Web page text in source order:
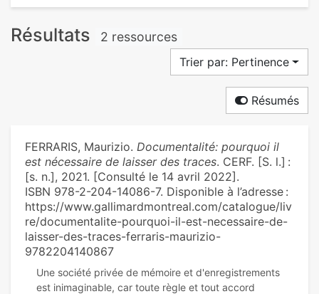
Résultats 2 ressources
Trier par: Pertinence
Résumés
FERRARIS, Maurizio. Documentalité: pourquoi il
est nécessaire de laisser des traces. CERF. [S. l.] :
[s. n.], 2021. [Consulté le 14 avril 2022].
ISBN 978-2-204-14086-7. Disponible à l’adresse :
https://www.gallimardmontreal.com/catalogue/liv
re/documentalite-pourquoi-il-est-necessaire-de-
laisser-des-traces-ferraris-maurizio-
9782204140867
Une société privée de mémoire et d'enregistrements
est inimaginable, car toute règle et tout accord